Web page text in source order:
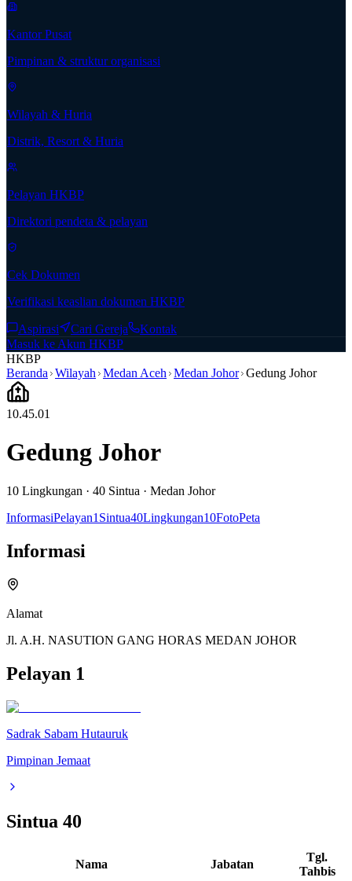
Kantor Pusat
Pimpinan & struktur organisasi
Wilayah & Huria
Distrik, Resort & Huria
Pelayan HKBP
Direktori pendeta & pelayan
Cek Dokumen
Verifikasi keaslian dokumen HKBP
Aspirasi Cari Gereja
Kontak
Masuk ke Akun HKBP
HKBP
Beranda Wilayah Medan Aceh Medan Johor Gedung Johor
10.45.01
Gedung Johor
10 Lingkungan · 40 Sintua · Medan Johor
InformasiPelayan1 Sintua40Lingkungan10FotoPeta
Informasi
Alamat
Jl. A.H. NASUTION GANG HORAS MEDAN JOHOR
Pelayan 1
Sadrak Sabam Hutauruk
Pimpinan Jemaat
Sintua 40
Nama Jabatan
Tgl.
Tahbis